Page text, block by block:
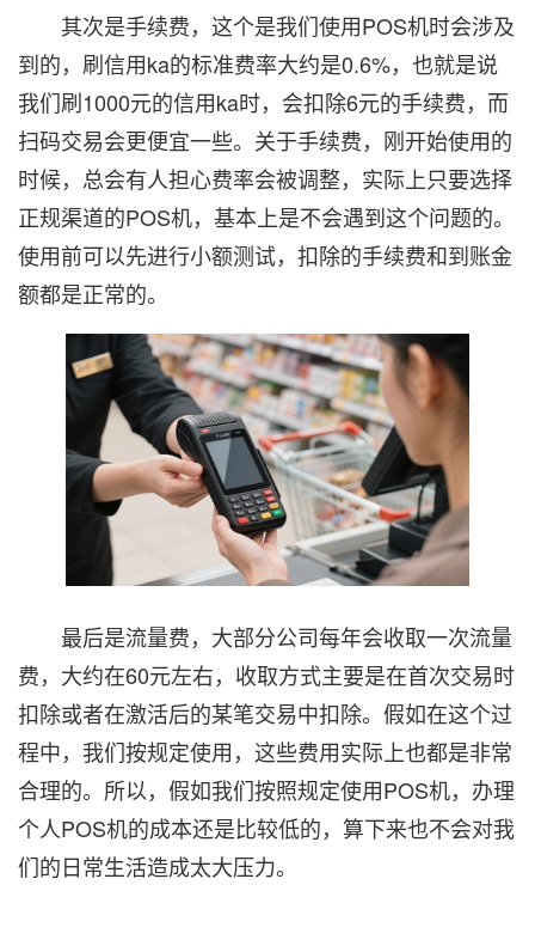
其次是手续费，这个是我们使用POS机时会涉及
到的，刷信用ka的标准费率大约是0.6%，也就是说
我们刷1000元的信用ka时，会扣除6元的手续费，而
扫码交易会更便宜一些。关于手续费，刚开始使用的
时候，总会有人担心费率会被调整，实际上只要选择
正规渠道的POS机，基本上是不会遇到这个问题的。
使用前可以先进行小额测试，扣除的手续费和到账金
额都是正常的。
最后是流量费，大部分公司每年会收取一次流量
费，大约在60元左右，收取方式主要是在首次交易时
扣除或者在激活后的某笔交易中扣除。假如在这个过
程中，我们按规定使用，这些费用实际上也都是非常
合理的。所以，假如我们按照规定使用POS机，办理
个人POS机的成本还是比较低的，算下来也不会对我
们的日常生活造成太大压力。